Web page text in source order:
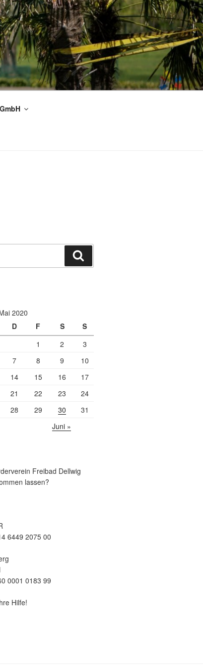
2020
D F S
S
1
2
3
7 8 9
10
14 15 16
17
21 22 23
24
28 29 30
31
Juni »
Freibad Dellwig
lassen?
6449 2075 00
0001 0183 99
Hilfe!